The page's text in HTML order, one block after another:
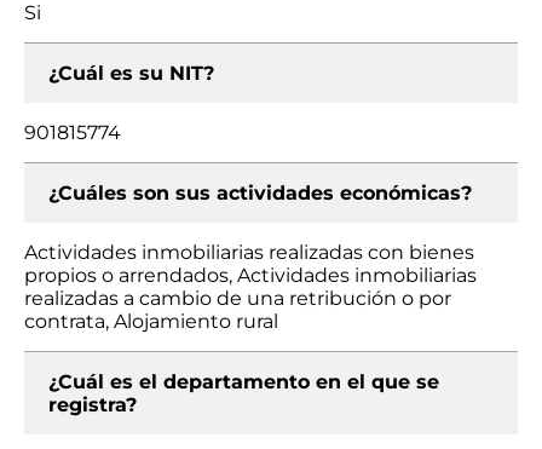
Si
¿Cuál es su NIT?
901815774
¿Cuáles son sus actividades económicas?
Actividades inmobiliarias realizadas con bienes
propios o arrendados, Actividades inmobiliarias
realizadas a cambio de una retribución o por
contrata, Alojamiento rural
¿Cuál es el departamento en el que se
registra?